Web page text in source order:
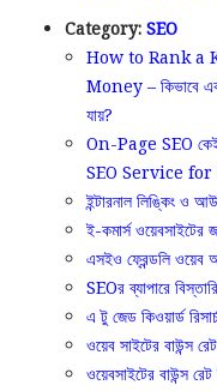
Category: SEO
How to Rank a
Money – কিভাবে
যায়?
On-Page SEO
SEO Service
ইন্টারনাল লিঙ্কিং ও
ই-কমার্স
এসইও ফ্রেন্ডলি ওয়েব
SEOর ব্যাপারে
এ টু জেড কিওয়ার্ড
ওয়েব সাইটের বাউন্স রেট
ওয়েবসাইটের বাউন্স